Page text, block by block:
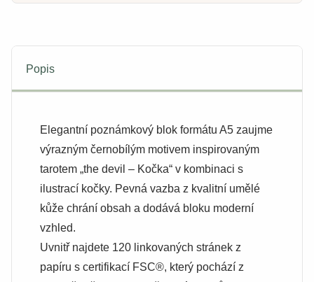
Popis
Elegantní poznámkový blok formátu A5 zaujme
výrazným černobílým motivem inspirovaným
tarotem „the devil – Kočka“ v kombinaci s
ilustrací kočky. Pevná vazba z kvalitní umělé
kůže chrání obsah a dodává bloku moderní
vzhled.
Uvnitř najdete 120 linkovaných stránek z
papíru s certifikací FSC®, který pochází z